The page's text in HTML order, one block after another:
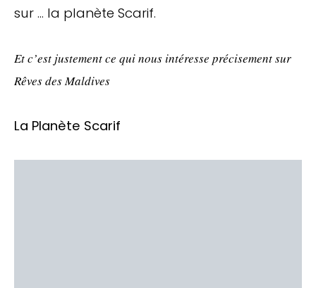
sur … la planète Scarif.
Et c’est justement ce qui nous intéresse précisement sur
Rêves des Maldives
La Planète Scarif